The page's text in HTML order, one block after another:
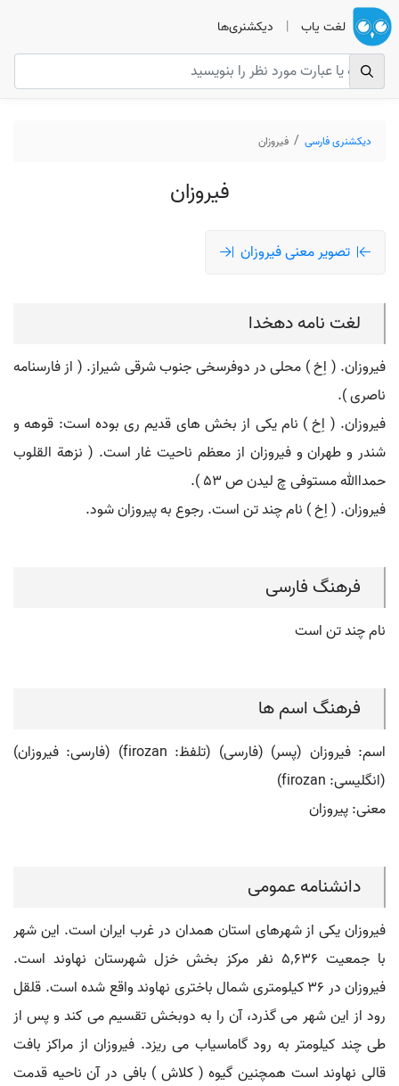
لغت یاب | دیکشنری‌ها
دیکشنری فارسی فیروزان
فیروزان
تصویر معنی فیروزان
لغت نامه دهخدا
فیروزان. ( اِخ ) محلی در دوفرسخی جنوب شرقی شیراز. ( از فارسنامه
ناصری ).
فیروزان. ( اِخ ) نام یکی از بخش های قدیم ری بوده است: قوهه و
شندر و طهران و فیروزان از معظم ناحیت غار است. ( نزهة القلوب
حمداﷲ مستوفی چ لیدن ص 53 ).
فیروزان. ( اِخ ) نام چند تن است. رجوع به پیروزان شود.
فرهنگ فارسی
نام چند تن است
فرهنگ اسم ها
اسم: فیروزان (پسر) (فارسی) (تلفظ: firozan) (فارسی: فیروزان)
(انگلیسی: firozan)
معنی: پیروزان
دانشنامه عمومی
فیروزان یکی از شهرهای استان همدان در غرب ایران است. این شهر
با جمعیت ۵٬۶۳۶ نفر مرکز بخش خزل شهرستان نهاوند است.
فیروزان در ۳۶ کیلومتری شمال باختری نهاوند واقع شده است. قلقل
رود از این شهر می گذرد، آن را به دوبخش تقسیم می کند و پس از
طی چند کیلومتر به رود گاماسیاب می ریزد. فیروزان از مراکز بافت
قالی نهاوند است همچنین گیوه ( کلاش ) بافی در آن ناحیه قدمت